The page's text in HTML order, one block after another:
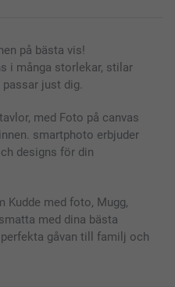
på bästa vis!
i många storlekar, stilar
just dig.
med Foto på canvas
smartphoto erbjuder
designs för din
Kudde med foto, Mugg,
med dina bästa
gåvan till familj och